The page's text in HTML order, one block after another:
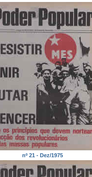
nº 21 - Dez/1975